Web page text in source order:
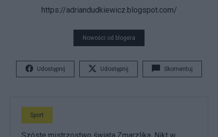
https://adriandudkiewicz.blogspot.com/
Nowości od blogera
Udostępnij Udostępnij Skomentuj
Sport